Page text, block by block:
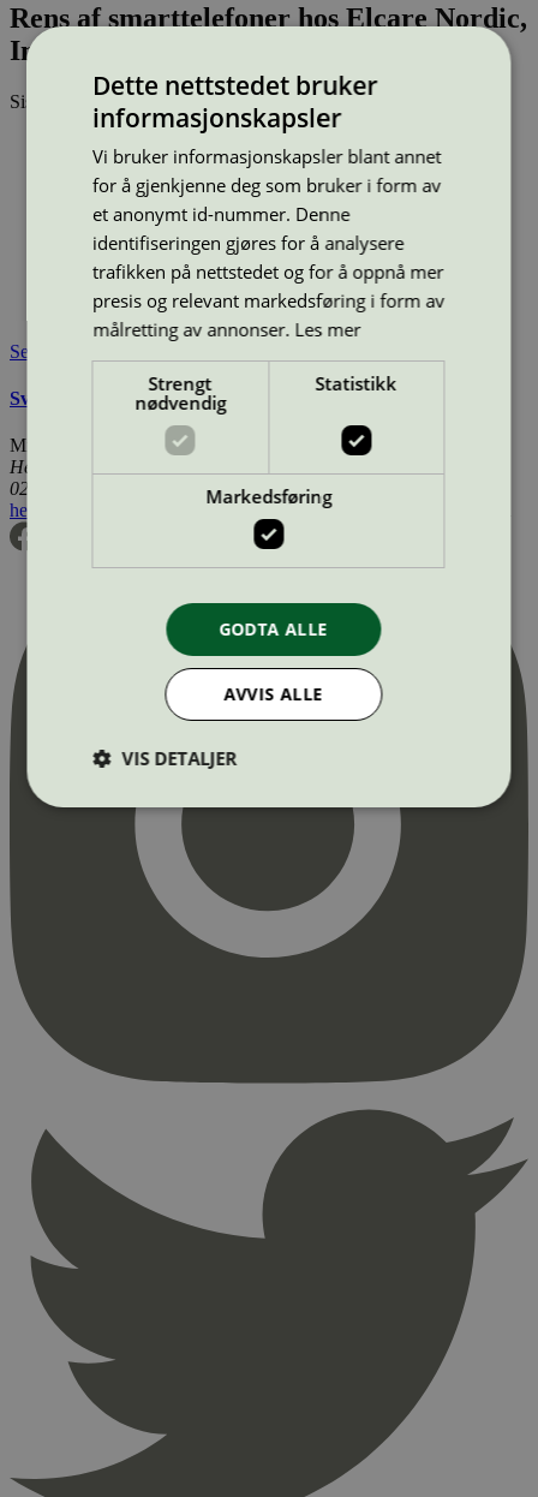
Rens af smarttelefoner hos Elcare Nordic,
Industriveien 53, Kongsvinger
Sist oppdatert30 okt 2025
Lisensnummer:
5108 0001
Miljømerke: Svanemerket
Merkevare: Techsave
Merkevare nettside: https://techsave.com/
Lisensinnehaver: Techsave A/S
Lisensinnehaver nettside:
https://techsave.com/
Tilgjengelig i: Norge
Se også
Svanemerkets krav til rengjøring av væskeskadet elektronikk
Miljømerking Norge
Henrik Ibsens gate 20
0255 Oslo
hei@svanemerket.no
24 14 46 00 Org. nr: 971 279 362 MVA
Dette nettstedet bruker
informasjonskapsler
Vi bruker informasjonskapsler blant annet
for å gjenkjenne deg som bruker i form av
et anonymt id-nummer. Denne
identifiseringen gjøres for å analysere
trafikken på nettstedet og for å oppnå mer
presis og relevant markedsføring i form av
målretting av annonser. Les mer
Strengt
nødvendig
Statistikk
Markedsføring
GODTA ALLE
AVVIS ALLE
VIS DETALJER
Strengt nødvendig
Statistikk
Strengt nødvendige informasjonskapsler tillater
kjernefunksjoner på nettstedet, som
Utløpsdato
.svanemerket.no
minutter
54
sekunder
29
minutter
sekunder
.svanemerket.no
nelapi-product-archive-filters
svanemerket.no
svanemerket.no